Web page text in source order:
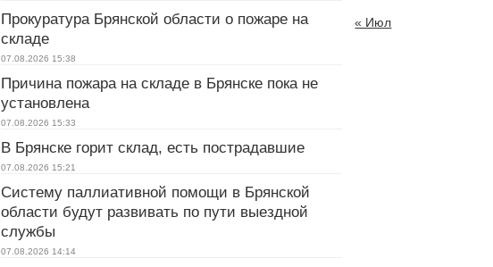
Прокуратура Брянской области о пожаре на
складе
07.08.2026 15:38
Причина пожара на складе в Брянске пока не
установлена
07.08.2026 15:33
В Брянске горит склад, есть пострадавшие
07.08.2026 15:21
Систему паллиативной помощи в Брянской
области будут развивать по пути выездной
службы
07.08.2026 14:14
« Июл